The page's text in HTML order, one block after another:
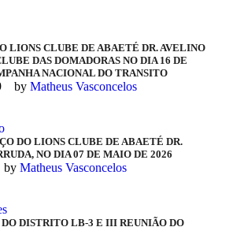
LIONS CLUBE DE ABAETÉ DR. AVELINO
DAS DOMADORAS NO DIA 16 DE
NACIONAL DO TRANSITO
by Matheus Vasconcelos
DO LIONS CLUBE DE ABAETÉ DR.
NO DIA 07 DE MAIO DE 2026
by Matheus Vasconcelos
DISTRITO LB-3 E III REUNIÃO DO